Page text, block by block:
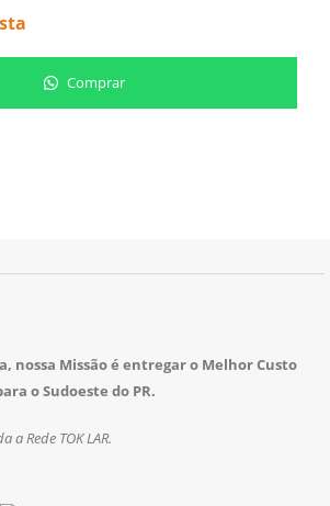
Comprar
nossa Missão é entregar o Melhor Custo
o Sudoeste do PR.
a Rede TOK LAR.